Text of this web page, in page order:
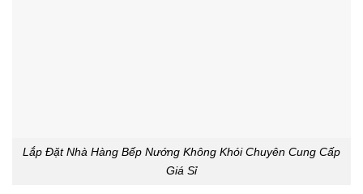
Lắp Đặt Nhà Hàng Bếp Nướng Không Khói Chuyên Cung Cấp
Giá Sỉ